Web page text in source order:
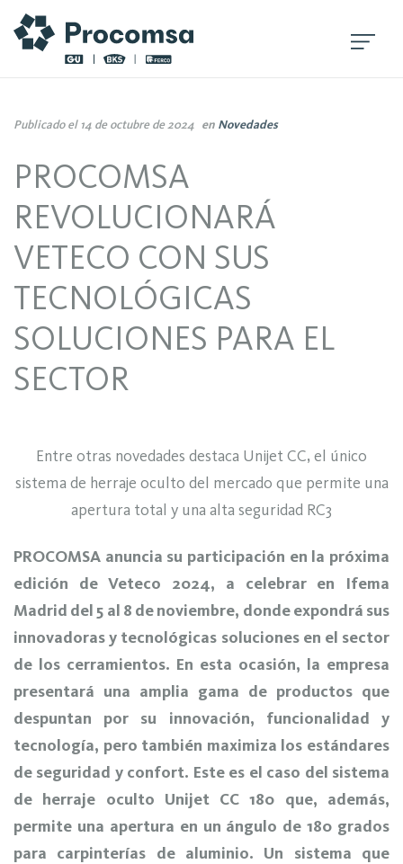
Publicado el 14 de octubre de 2024 en Novedades
PROCOMSA
REVOLUCIONARÁ
VETECO CON SUS
TECNOLÓGICAS
SOLUCIONES PARA EL
SECTOR
Entre otras novedades destaca Unijet CC, el único
sistema de herraje oculto del mercado que permite una
apertura total y una alta seguridad RC3
PROCOMSA anuncia su participación en la próxima
edición de Veteco 2024, a celebrar en Ifema
Madrid del 5 al 8 de noviembre, donde expondrá sus
innovadoras y tecnológicas soluciones en el sector
de los cerramientos. En esta ocasión, la empresa
presentará una amplia gama de productos que
despuntan por su innovación, funcionalidad y
tecnología, pero también maximiza los estándares
de seguridad y confort. Este es el caso del sistema
de herraje oculto Unijet CC 180 que, además,
permite una apertura en un ángulo de 180 grados
para carpinterías de aluminio. Un sistema que